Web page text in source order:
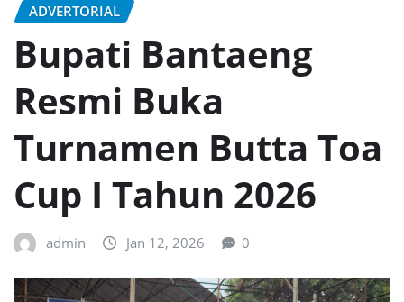
ADVERTORIAL
Bupati Bantaeng
Resmi Buka
Turnamen Butta Toa
Cup I Tahun 2026
admin Jan 12, 2026 0